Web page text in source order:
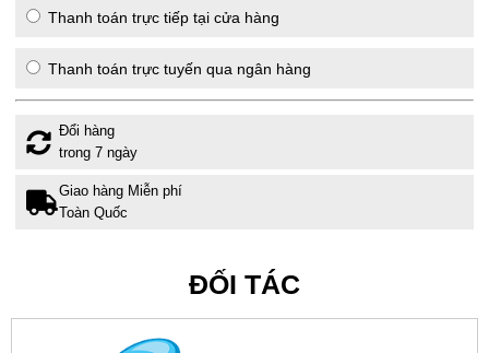
Thanh toán trực tiếp tại cửa hàng
Thanh toán trực tuyến qua ngân hàng
Đổi hàng
trong 7 ngày
Giao hàng Miễn phí
Toàn Quốc
ĐỐI TÁC